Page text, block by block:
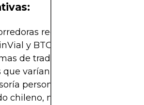
reconocidas, como BCI
y BTG Pactual Chile, entre
de trading con
varían según el servicio.
personalizada y un
chileno, mientras que otras